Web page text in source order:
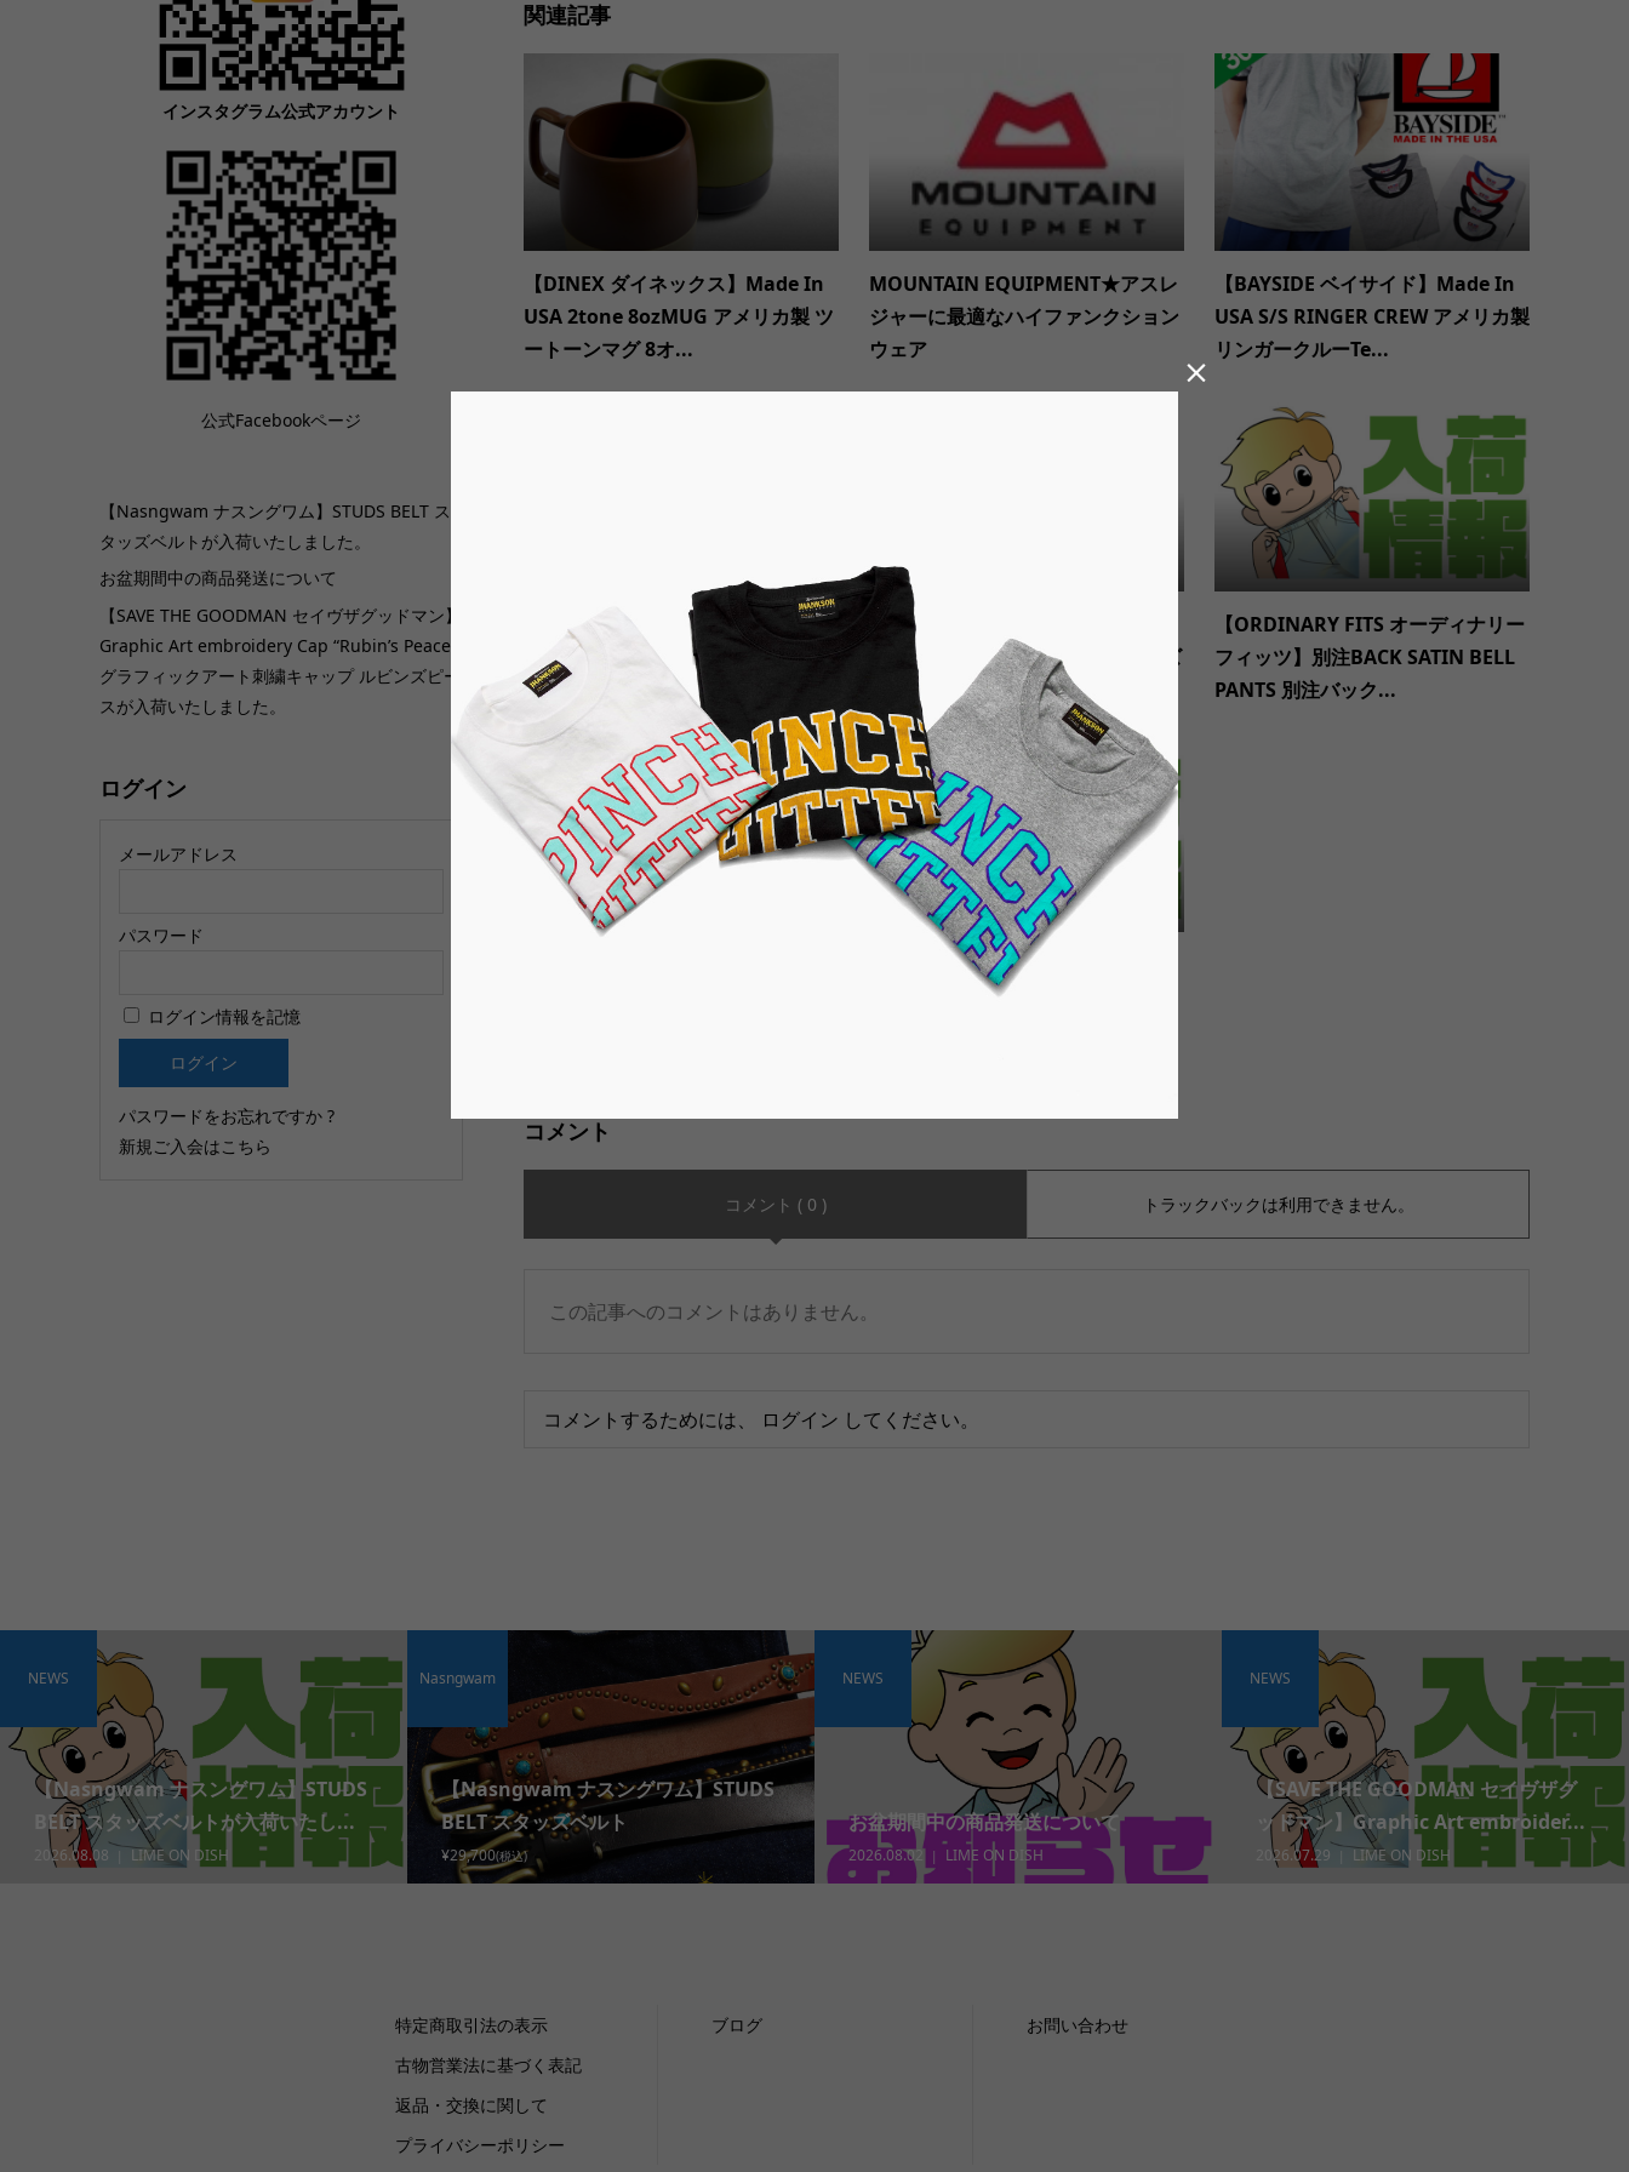
関連記事
【DINEX ダイネックス】Made In
USA 2tone 8ozMUG アメリカ製 ツ
ートーンマグ 8オ...
MOUNTAIN EQUIPMENT★アスレ
ジャーに最適なハイファンクション
ウェア
【BAYSIDE ベイサイド】Made In
USA S/S RINGER CREW アメリカ製
リンガークルーTe...
【MILITARY DEADSTOCK ミリタリ
ーデッドストック】Global Industr
ial PAPER STORAG...
USED MUSIC Tee ２PAC トゥーパ
ック オフィシャルTee ビッグサイズ
ブラック XXL
【ORDINARY FITS オーディナリー
フィッツ】別注BACK SATIN BELL
PANTS 別注バック...
【INDIAN JEWELRY インディアン
ジュエリー】３種類が入荷いたしま
コメント
コメント ( 0 ) トラックバックは利用できません。
この記事へのコメントはありません。
コメントするためには、 ログイン してください。
インスタグラム公式アカウント
公式Facebookページ
【Nasngwam ナスングワム】STUDS BELT ス
タッズベルトが入荷いたしました。
お盆期間中の商品発送について
【SAVE THE GOODMAN セイヴザグッドマン】
Graphic Art embroidery Cap “Rubin’s Peace”
グラフィックアート刺繍キャップ ルビンズピー
スが入荷いたしました。
ログイン
メールアドレス
パスワード
ログイン情報を記憶
パスワードをお忘れですか ?
新規ご入会はこちら
【Nasngwam ナスングワム】STUDS
BELT スタッズベルトが入荷いたし...
2026.08.08 LIME ON DISH
NEWS
【Nasngwam ナスングワム】STUDS
BELT スタッズベルト
¥29,700(税込)
Nasngwam
お盆期間中の商品発送について
2026.08.02 LIME ON DISH
NEWS
【SAVE THE GOODMAN セイヴザグ
ッドマン】Graphic Art embroider...
2026.07.29 LIME ON DISH
NEWS
特定商取引法の表示
古物営業法に基づく表記
返品・交換に関して
プライバシーポリシー
ブログ お問い合わせ
